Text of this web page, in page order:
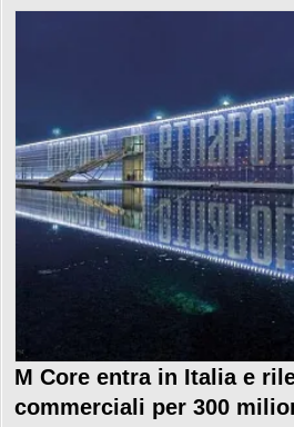
M Core entra in Italia e
commerciali per 300